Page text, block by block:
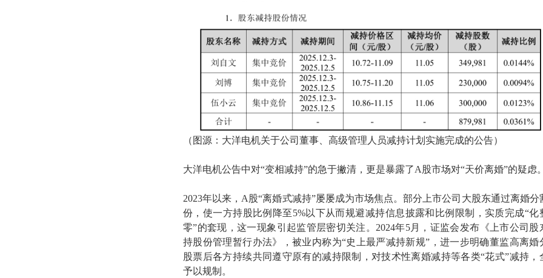
（图源：大洋电机关于公司董事、高级管理人员减持计划实施完成的公告）
大洋电机公告中对“变相减持”的急于撇清，更是暴露了A股市场对“天价离婚”的疑虑。
2023年以来，A股“离婚式减持”屡屡成为市场焦点。部分上市公司大股东通过离婚分
份，使一方持股比例降至5%以下从而规避减持信息披露和比例限制，实质完成“化
零”的套现 ，这一现象引起监管层密切关注。2024年5月，证监会发布《上市公司股
持股份管理暂行办法》，被业内称为“史上最严减持新规”，进一步明确董监高离婚
股票后各方持续共同遵守原有的减持限制，对技术性离婚减持等各类“花式”减持，
予以规制。